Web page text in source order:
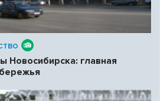
Новосибирска: главная